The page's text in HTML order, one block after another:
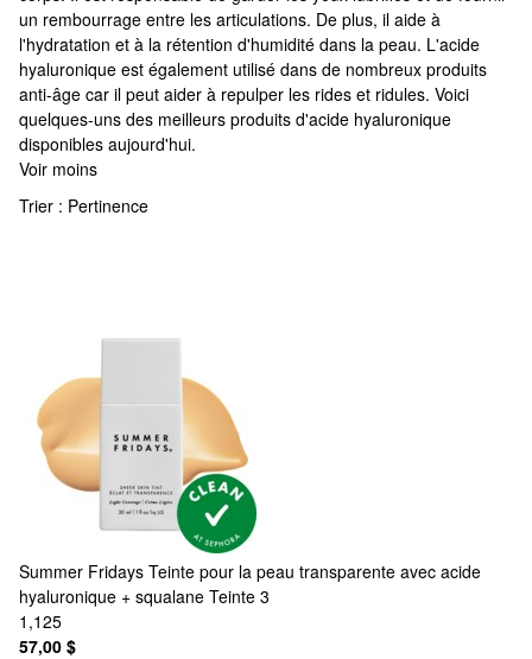
un rembourrage entre les articulations. De plus, il aide à
l'hydratation et à la rétention d'humidité dans la peau. L'acide
hyaluronique est également utilisé dans de nombreux produits
anti-âge car il peut aider à repulper les rides et ridules. Voici
quelques-uns des meilleurs produits d'acide hyaluronique
disponibles aujourd'hui.
Voir moins
Trier : Pertinence
Summer Fridays Teinte pour la peau transparente avec acide
hyaluronique + squalane Teinte 3
1,125
57,00 $